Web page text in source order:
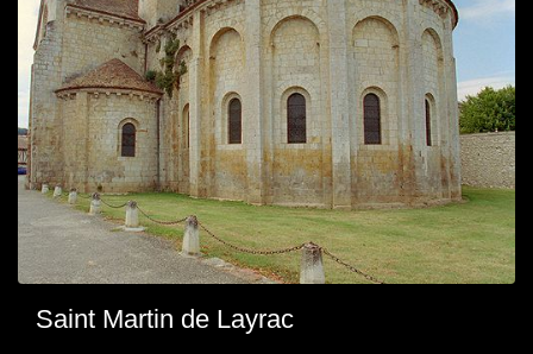
Saint Martin de Layrac